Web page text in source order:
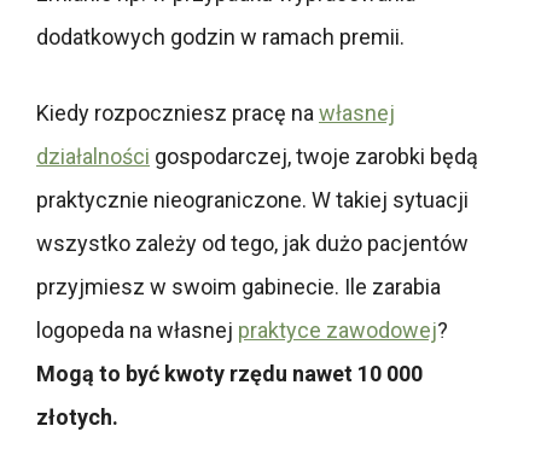
dodatkowych godzin w ramach premii.
Kiedy rozpoczniesz pracę nawłasnej
działalności gospodarczej, twoje zarobki będą
praktycznie nieograniczone. W takiej sytuacji
wszystko zależy od tego, jak dużo pacjentów
przyjmiesz w swoim gabinecie. Ile zarabia
logopeda na własnej praktyce zawodowej?
Mogą to być kwoty rzędu nawet 10 000
złotych.